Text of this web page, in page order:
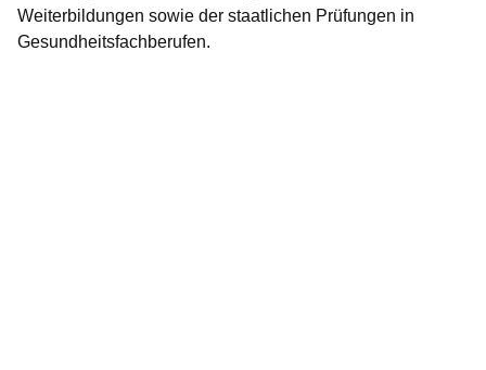
Weiterbildungen sowie der staatlichen Prüfungen in
Gesundheitsfachberufen.